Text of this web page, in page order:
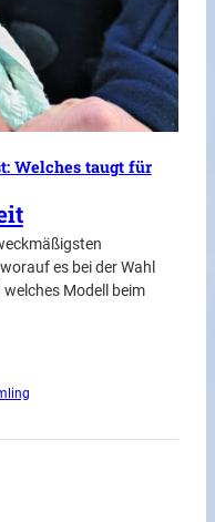
Welches taugt für
es bei der Wahl
Modell beim